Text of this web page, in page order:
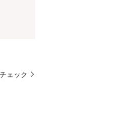
ェック